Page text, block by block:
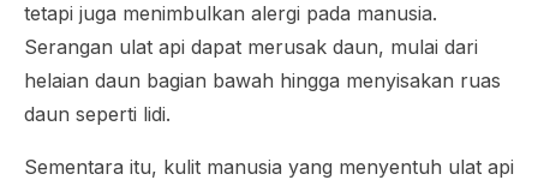
tetapi juga menimbulkan alergi pada manusia.
Serangan ulat api dapat merusak daun, mulai dari
helaian daun bagian bawah hingga menyisakan ruas
daun seperti lidi.
Sementara itu, kulit manusia yang menyentuh ulat api